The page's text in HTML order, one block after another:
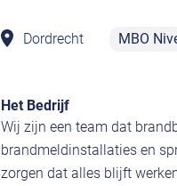
Dordrecht MBO
Het Bedrijf
Wij zijn een team dat
brandmeldinstallaties en
zorgen dat alles blijft